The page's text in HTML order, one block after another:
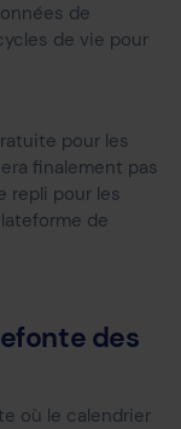
de
de vie pour
pour les
finalement pas
repli pour les
de
des
où le calendrier